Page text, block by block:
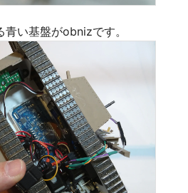
い基盤がobnizです。